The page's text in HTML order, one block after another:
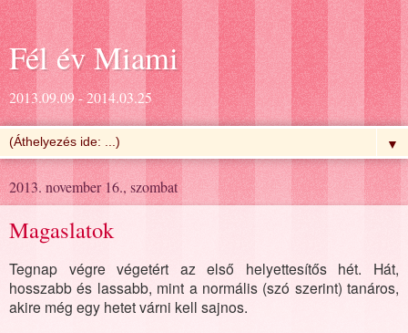
Fél év Miami
2013.09.09 - 2014.03.25
▼
2013. november 16., szombat
Magaslatok
Tegnap végre végetért az első helyettesítős hét. Hát,
hosszabb és lassabb, mint a normális (szó szerint) tanáros,
akire még egy hetet várni kell sajnos.